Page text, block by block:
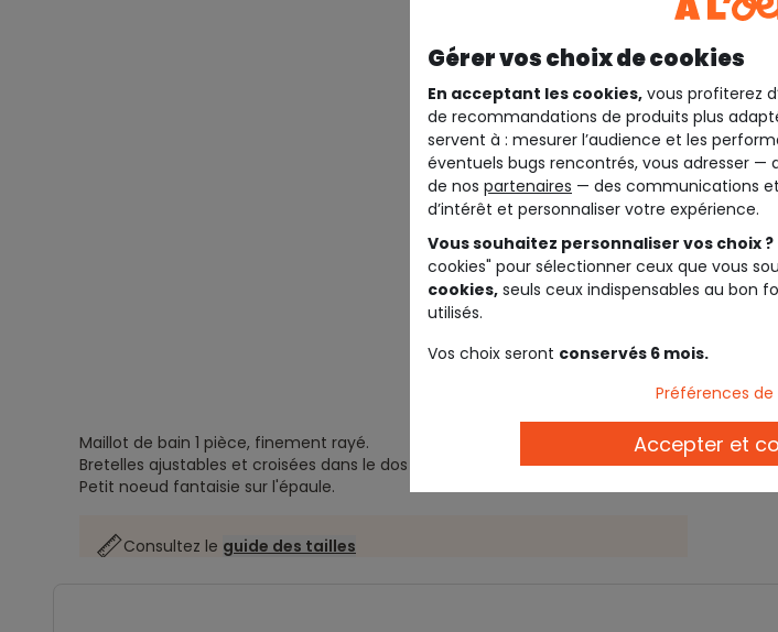
Maillot de bain 1 pièce, finement rayé.
Bretelles ajustables et croisées dans le dos pour un meilleur maintien.
Petit noeud fantaisie sur l'épaule.
Consultez le guide des tailles
Gérer vos choix de cookies
En acceptant les cookies, vous profiterez
de recommandations de produits plus
servent à : mesurer l’audience et les
éventuels bugs rencontrés, vous adresser —
de nos partenaires — des communications
d’intérêt et personnaliser votre expérience.
Vous souhaitez personnaliser vos choix ?
cookies" pour sélectionner ceux que vous
cookies, seuls ceux indispensables au bon
utilisés.
Vos choix seront conservés 6 mois.
Préférences de
Accepter et